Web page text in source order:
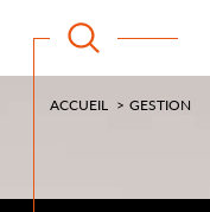
ACCUEIL GESTION